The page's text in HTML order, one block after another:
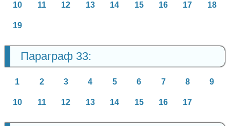
10 11 12 13 14 15 16 17 18
19
Параграф 33:
1 2 3 4 5 6 7 8 9
10 11 12 13 14 15 16 17